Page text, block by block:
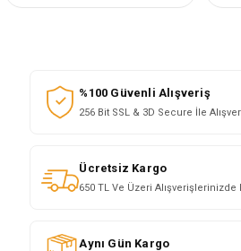
%100 Güvenli Alışveriş
256 Bit SSL & 3D Secure İle
Ücretsiz Kargo
650 TL Ve Üzeri
Aynı Gün Kargo